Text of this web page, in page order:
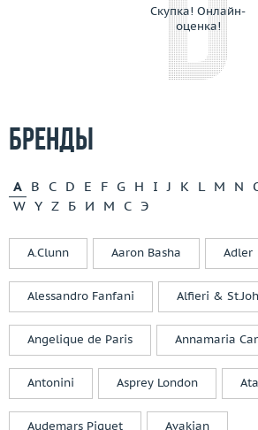
Скупка! Онлайн-
оценка!
Бренды
A B C D E F G H I J K L M N
W Y Z Б И М С Э
A.Clunn Aaron Basha Adler
Alessandro Fanfani Alfieri &
Angelique de Paris Annamaria
Antonini Asprey London
Audemars Piguet Avakian